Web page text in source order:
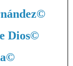
©
Dios©
©